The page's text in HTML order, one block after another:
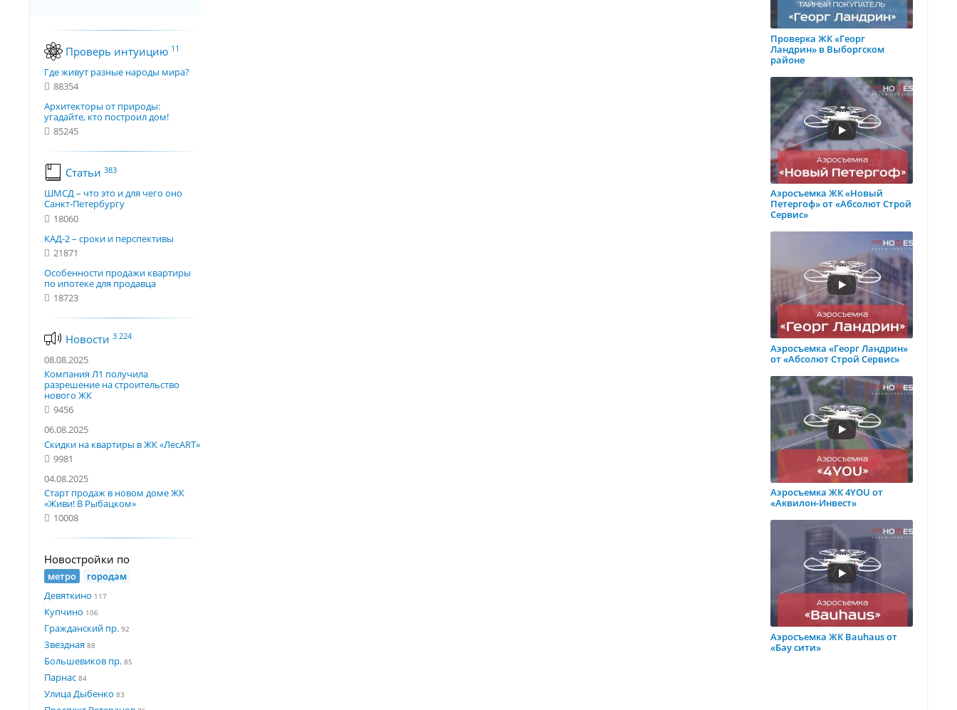
Проверь интуицию 11
Где живут разные народы мира?
88354
Архитекторы от природы:
угадайте, кто построил дом!
85245
Статьи 383
ШМСД – что это и для чего оно
Санкт-Петербургу
18060
КАД-2 – сроки и перспективы
21871
Особенности продажи квартиры
по ипотеке для продавца
18723
Новости 3 224
08.08.2025
Компания Л1 получила
разрешение на строительство
нового ЖК
9456
06.08.2025
Скидки на квартиры в ЖК «ЛесART»
9981
04.08.2025
Старт продаж в новом доме ЖК
«Живи! В Рыбацком»
10008
Новостройки по
метро
городам
Девяткино 117
Купчино 106
Гражданский пр. 92
Звездная 88
Большевиков пр. 85
Парнас 84
Улица Дыбенко 83
Проверка ЖК «Георг
Ландрин» в Выборгском
районе
Аэросъемка ЖК «Новый
Петергоф» от «Абсолют Строй
Сервис»
Аэросъемка «Георг Ландрин»
от «Абсолют Строй Сервис»
Аэросъемка ЖК 4YOU от
«Аквилон-Инвест»
Аэросъемка ЖК Bauhaus от
«Бау сити»